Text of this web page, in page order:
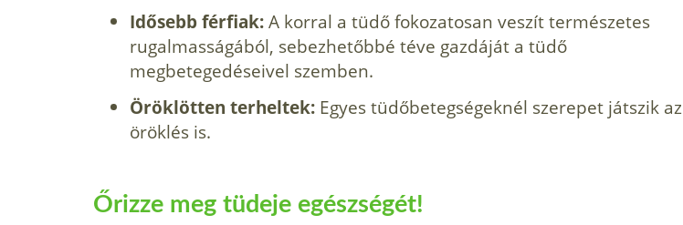
Idősebb férfiak:A korral a tüdő fokozatosan veszít természetes
rugalmasságából, sebezhetőbbé téve gazdáját a tüdő
megbetegedéseivel szemben.
Öröklötten terheltek: Egyes tüdő­betegségeknél szerepet játszik az
öröklés is.
Őrizze meg tüdeje egészségét!